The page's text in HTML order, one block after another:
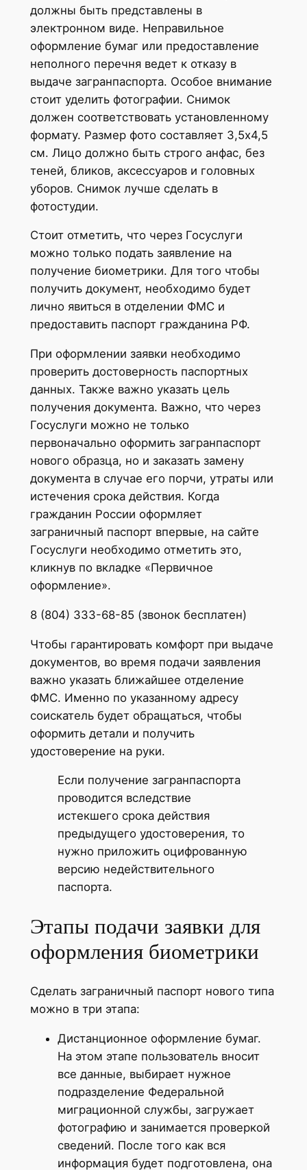
должны быть представлены в
электронном виде. Неправильное
оформление бумаг или предоставление
неполного перечня ведет к отказу в
выдаче загранпаспорта. Особое внимание
стоит уделить фотографии. Снимок
должен соответствовать установленному
формату. Размер фото составляет 3,5х4,5
см. Лицо должно быть строго анфас, без
теней, бликов, аксессуаров и головных
уборов. Снимок лучше сделать в
фотостудии.
Стоит отметить, что через Госуслуги
можно только подать заявление на
получение биометрики. Для того чтобы
получить документ, необходимо будет
лично явиться в отделении ФМС и
предоставить паспорт гражданина РФ.
При оформлении заявки необходимо
проверить достоверность паспортных
данных. Также важно указать цель
получения документа. Важно, что через
Госуслуги можно не только
первоначально оформить загранпаспорт
нового образца, но и заказать замену
документа в случае его порчи, утраты или
истечения срока действия. Когда
гражданин России оформляет
заграничный паспорт впервые, на сайте
Госуслуги необходимо отметить это,
кликнув по вкладке «Первичное
оформление».
8 (804) 333-68-85 (звонок бесплатен)
Чтобы гарантировать комфорт при выдаче
документов, во время подачи заявления
важно указать ближайшее отделение
ФМС. Именно по указанному адресу
соискатель будет обращаться, чтобы
оформить детали и получить
удостоверение на руки.
Если получение загранпаспорта
проводится вследствие
истекшего срока действия
предыдущего удостоверения, то
нужно приложить оцифрованную
версию недействительного
паспорта.
Этапы подачи заявки для
оформления биометрики
Сделать заграничный паспорт нового типа
можно в три этапа:
Дистанционное оформление бумаг.
На этом этапе пользователь вносит
все данные, выбирает нужное
подразделение Федеральной
миграционной службы, загружает
фотографию и занимается проверкой
сведений. После того как вся
информация будет подготовлена, она